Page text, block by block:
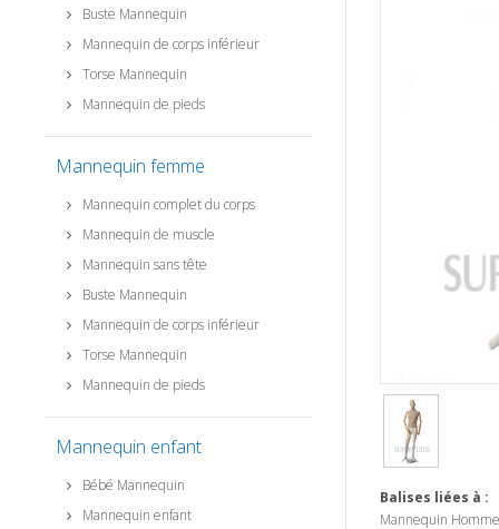
Buste Mannequin
Mannequin de corps inférieur
Torse Mannequin
Mannequin de pieds
Mannequin femme
Mannequin complet du corps
Mannequin de muscle
Mannequin sans tête
Buste Mannequin
Mannequin de corps inférieur
Torse Mannequin
Mannequin de pieds
Mannequin enfant
Bébé Mannequin
Mannequin enfant
Balises liées à :
Mannequin